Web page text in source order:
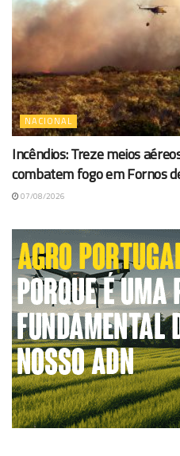
NACIONAL
Incêndios: Treze meios
combatem fogo em Fornos
07/08/2026